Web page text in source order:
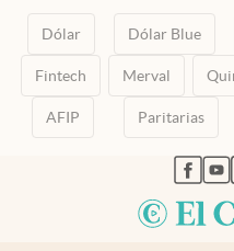
Dólar Dólar Blue
Fintech Merval
AFIP Paritarias